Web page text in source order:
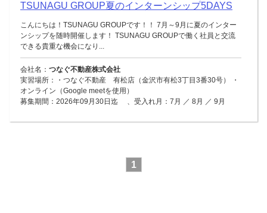
TSUNAGU GROUP夏のインターンシップ5DAYS
こんにちは！TSUNAGU GROUPです！！ 7月～9月に夏のインター
ンシップを随時開催します！ TSUNAGU GROUPで働く社員と交流
できる貴重な機会になり...
会社名： つなぐ不動産株式会社
実習場所：・つなぐ不動産 有松店（金沢市有松3丁目3番30号） ・
オンライン（Google meetを使用）
募集期間：2026年09月30日迄 、受入れ月：7月 ／ 8月 ／ 9月
1